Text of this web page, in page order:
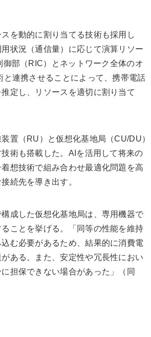
を動的に割り当てる技術も採用し
状況（通信量）に応じて演算リソー
部（RIC）とネットワーク全体のオ
連携させることによって、携帯電話
定し、リソースを適切に割り当て
置（RU）と仮想化基地局（CU/DU）
術も搭載した。AIを活用して将来の
想技術で組み合わせ最適化問題を高
続先を導き出す。
成した仮想化基地局は、専用機器で
ことを挙げる。「同等の性能を維持
む必要があるため、結果的に消費電
ある。また、安定性や冗長性におい
担保できない場合があった」（同